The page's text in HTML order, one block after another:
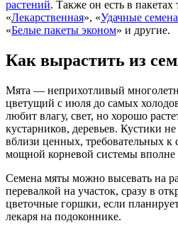
растений. Также он есть в пакетах
«Лекарственная», «Удачные семена
«Белые пакеты эконом» и другие.
Как вырастить из
Мята — неприхотливый
цветущий с июля до самых
любит влагу, свет, но хорошо
кустарников, деревьев. Кустики
вблизи ценных, требовательных к
мощной корневой системы вполне
Семена мяты можно высевать на
перевалкой на участок, сразу в
цветочные горшки, если
лекаря на подоконнике.